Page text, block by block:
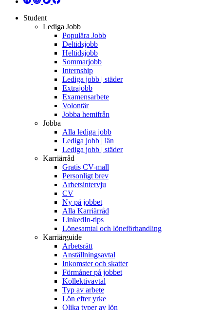
Student
Lediga Jobb
Populära Jobb
Deltidsjobb
Heltidsjobb
Sommarjobb
Internship
Lediga jobb | städer
Extrajobb
Examensarbete
Volontär
Jobba hemifrån
Jobba
Alla lediga jobb
Lediga jobb | län
Lediga jobb | städer
Karriärråd
Gratis CV-mall
Personligt brev
Arbetsintervju
CV
Ny på jobbet
Alla Karriärråd
LinkedIn-tips
Lönesamtal och löneförhandling
Karriärguide
Arbetsrätt
Anställningsavtal
Inkomster och skatter
Förmåner på jobbet
Kollektivavtal
Typ av arbete
Lön efter yrke
Olika typer av lön